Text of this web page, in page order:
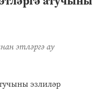
этләргә ау